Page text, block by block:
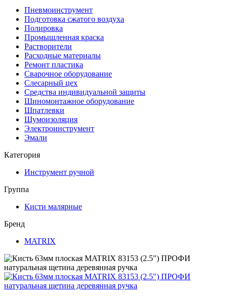
Пневмоинструмент
Подготовка сжатого воздуха
Полировка
Промышленная краска
Растворители
Расходные материалы
Ремонт пластика
Сварочное оборудование
Слесарный цех
Средства индивидуальной защиты
Шиномонтажное оборудование
Шпатлевки
Шумоизоляция
Электроинструмент
Эмали
Категория
Инструмент ручной
Группа
Кисти малярные
Бренд
MATRIX